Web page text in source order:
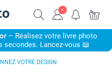
– Réalisez votre livre photo
Lancez-vous 📖
VOTRE DESIGN